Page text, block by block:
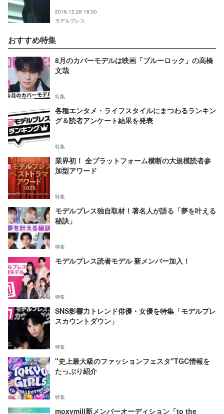
2016.12.28 18:00
モデルプレス
おすすめ特集
8月のカバーモデルは映画「ブルーロック」の高橋
文哉
特集
各種エンタメ・ライフスタイルにまつわるランキン
グ＆読者アンケート結果を発表
特集
業界初！ 全プラットフォーム横断の大規模読者参
加型アワード
特集
モデルプレス独自取材！著名人が語る「夢を叶える
秘訣」
特集
モデルプレス読者モデル 新メンバー加入！
特集
SNS影響力トレンド俳優・女優を特集「モデルプレ
スカウントダウン」
特集
"史上最大級のファッションフェスタ"TGC情報を
たっぷり紹介
特集
moxymill新メンバーオーディション「to the